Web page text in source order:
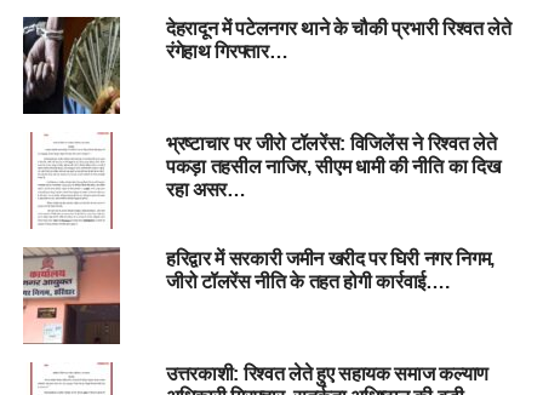
देहरादून में पटेलनगर थाने के चौकी प्रभारी रिश्वत लेते
रंगेहाथ गिरफ्तार…
भ्रष्टाचार पर जीरो टॉलरेंस: विजिलेंस ने रिश्वत लेते
पकड़ा तहसील नाजिर, सीएम धामी की नीति का दिख
रहा असर…
हरिद्वार में सरकारी जमीन खरीद पर घिरी नगर निगम,
जीरो टॉलरेंस नीति के तहत होगी कार्रवाई….
उत्तरकाशी: रिश्वत लेते हुए सहायक समाज कल्याण